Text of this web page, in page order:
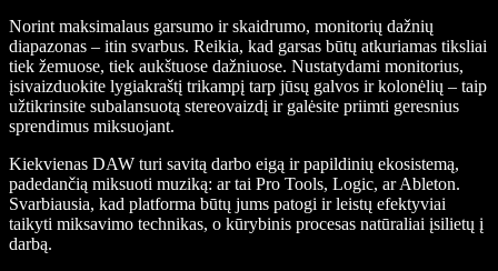
Norint maksimalaus garsumo ir skaidrumo, monitorių dažnių
diapazonas – itin svarbus. Reikia, kad garsas būtų atkuriamas tiksliai
tiek žemuose, tiek aukštuose dažniuose. Nustatydami monitorius,
įsivaizduokite lygiakraštį trikampį tarp jūsų galvos ir kolonėlių – taip
užtikrinsite subalansuotą stereovaizdį ir galėsite priimti geresnius
sprendimus miksuojant.
Kiekvienas DAW turi savitą darbo eigą ir papildinių ekosistemą,
padedančią miksuoti muziką: ar tai Pro Tools, Logic, ar Ableton.
Svarbiausia, kad platforma būtų jums patogi ir leistų efektyviai
taikyti miksavimo technikas, o kūrybinis procesas natūraliai įsilietų į
darbą.